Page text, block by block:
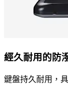
經久耐用的防
鍵盤持久耐用，